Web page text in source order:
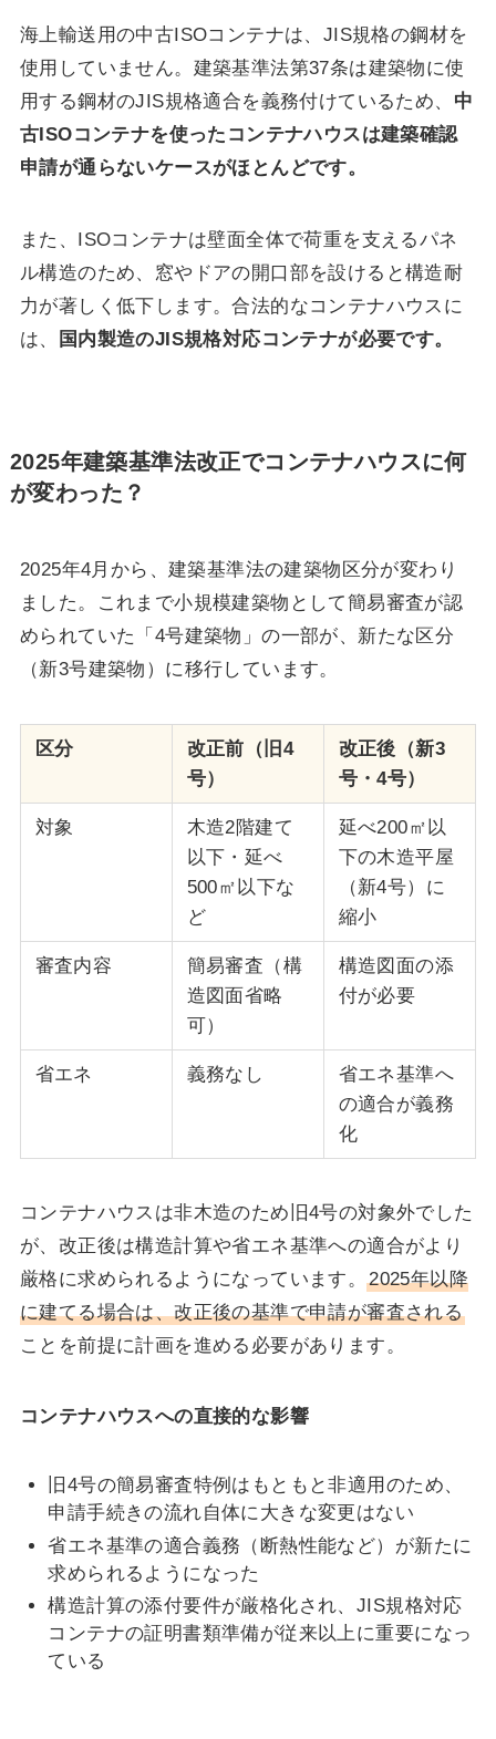
海上輸送用の中古ISOコンテナは、JIS規格の鋼材を
使用していません。建築基準法第37条は建築物に使
用する鋼材のJIS規格適合を義務付けているため、 中
古ISOコンテナを使ったコンテナハウスは建築確認
申請が通らないケースがほとんどです。
また、ISOコンテナは壁面全体で荷重を支えるパネ
ル構造のため、窓やドアの開口部を設けると構造耐
力が著しく低下します。合法的なコンテナハウスに
は、
国内製造のJIS規格対応コンテナが必要です。
2025年建築基準法改正でコンテナハウスに何
が変わった？
2025年4月から、建築基準法の建築物区分が変わり
ました。これまで小規模建築物として簡易審査が認
められていた「4号建築物」の一部が、新たな区分
（新3号建築物）に移行しています。
区分
改正前（旧4
号）
改正後（新3
号・4号）
対象
木造2階建て
以下・延べ
500㎡以下な
ど
延べ200㎡以
下の木造平屋
（新4号）に
縮小
審査内容
簡易審査（構
造図面省略
可）
構造図面の添
付が必要
省エネ 義務なし
省エネ基準へ
の適合が義務
化
コンテナハウスは非木造のため旧4号の対象外でした
が、改正後は構造計算や省エネ基準への適合がより
厳格に求められるようになっています。2025年以降
に建てる場合は、改正後の基準で申請が審査される
ことを前提に計画を進める必要があります。
コンテナハウスへの直接的な影響
旧4号の簡易審査特例はもともと非適用のため、
申請手続きの流れ自体に大きな変更はない
省エネ基準の適合義務（断熱性能など）が新たに
求められるようになった
構造計算の添付要件が厳格化され、JIS規格対応
コンテナの証明書類準備が従来以上に重要になっ
ている